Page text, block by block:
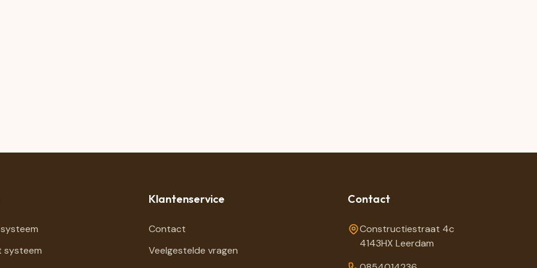
systeem
Klantenservice
Contact
Veelgestelde vragen
Contact
Constructiestraat 4c
4143HX Leerdam